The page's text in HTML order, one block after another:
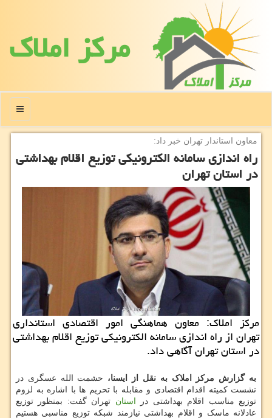
مركز املاك
منو
معاون استاندار تهران خبر داد:
راه اندازی سامانه الكترونیكی توزیع اقلام بهداشتی
در استان تهران
مركز املاك: معاون هماهنگی امور اقتصادی استانداری
تهران از راه اندازی سامانه الكترونیكی توزیع اقلام بهداشتی
در استان تهران آگاهی داد.
به گزارش مرکز املاک به نقل از ایسنا، حشمت الله عسگری در
نشست کمیته اقدام اقتصادی و مقابله با تحریم ها با اشاره به لزوم
توزیع مناسب اقلام بهداشتی در استان تهران گفت: بمنظور توزیع
عادلانه ماسک و اقلام بهداشتی نیازمند شبکه توزیع مناسبی هستیم